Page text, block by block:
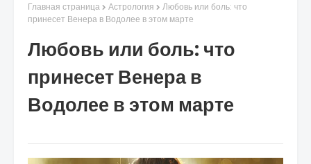
Главная страница Астрология
Любовь или боль: что
принесет Венера в Водолее в этом марте
Любовь или боль: что
принесет Венера в
Водолее в этом марте